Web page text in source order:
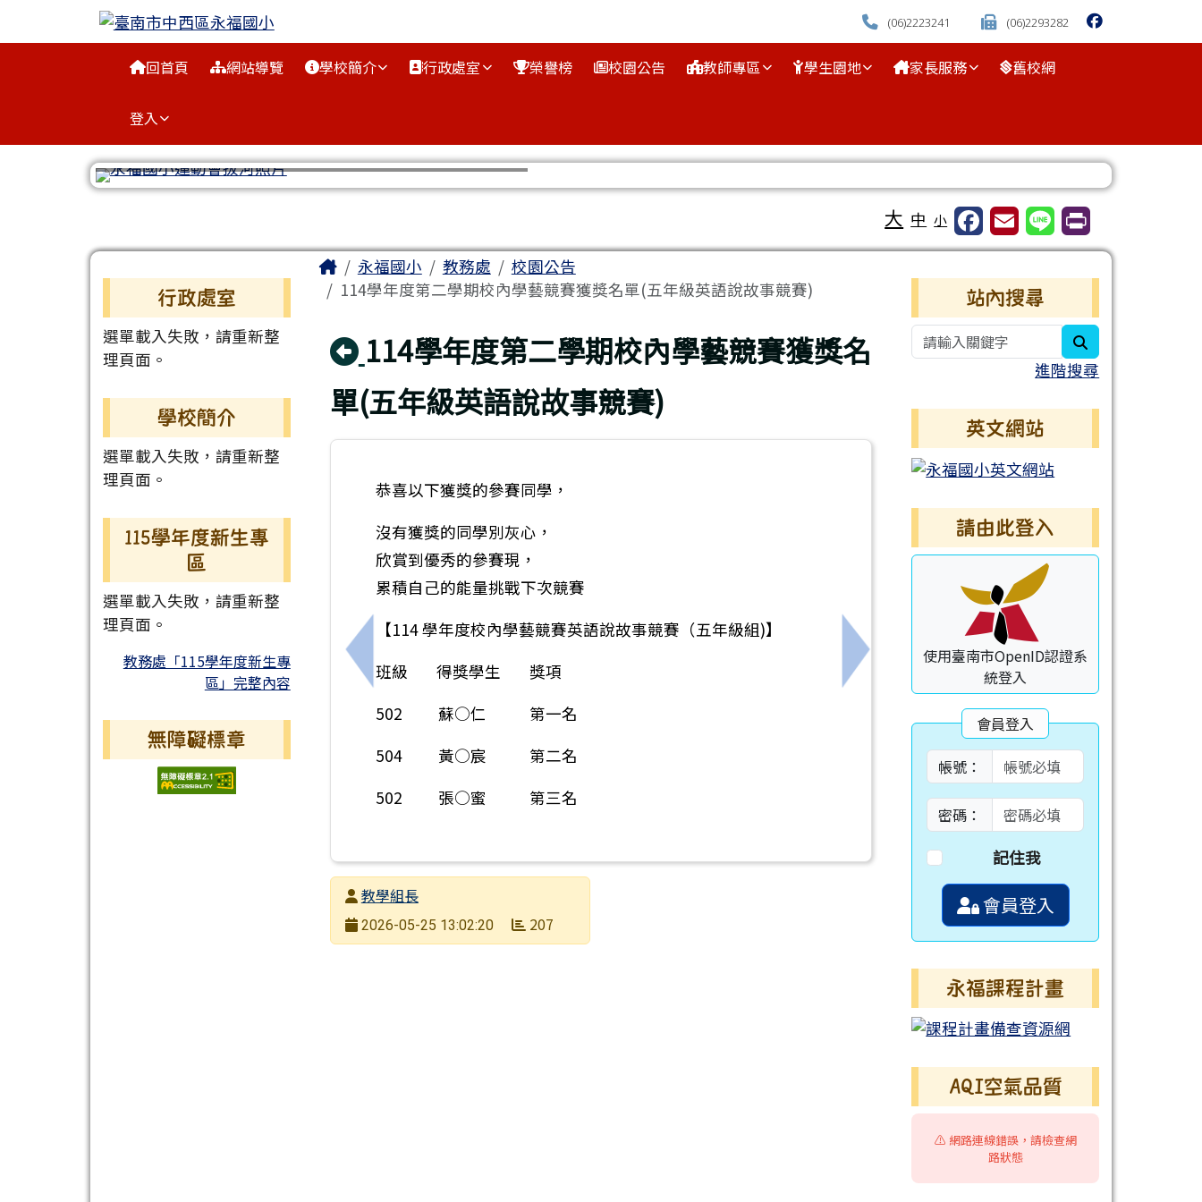
臺南市中西區永福國小 (06)2223241 (06)2293282
回首頁 網站導覽 學校簡介 行政處室 榮譽榜 校園公告 教師專區 學生園地 家長服務 舊校網
登入
大 中 小
左邊區域內容
行政處室
選單載入失敗，請重新整
理頁面。
學校簡介
選單載入失敗，請重新整
理頁面。
115學年度新生專
區
選單載入失敗，請重新整
理頁面。
教務處「115學年度新生專
區」完整內容
無障礙標章
主內容區域
Home永福國小 教務處
校園公告
114學年度第二學期校內學藝競賽獲獎名單(五年級英語說故事競賽)
回上頁
114學年度第二學期校內學藝競賽獲獎名
單(五年級英語說故事競賽)
上一筆：114學年度第二學期校內學藝競賽獲獎名單(五年級臺灣台語情境演說)
恭喜以下獲獎的參賽同學，
沒有獲獎的同學別灰心，
欣賞到優秀的參賽現，
累積自己的能量挑戰下次競賽
【114 學年度校內學藝競賽英語說故事競賽（五年級組)】
班級 得獎學生 獎項
502 蘇○仁 第一名
504 黃○宸 第二名
502 張○蜜 第三名
下一筆：115學年度永福國小教科書選用版本一
發布者教學組長
發布日期
2026-05-25 13:02:20 207
右邊區域內容
站內搜尋
進階搜尋
英文網站
請由此登入
使用臺南市OpenID認證系
統登入
會員登入
帳號：
密碼：
記住我
會員登入
永福課程計畫
AQI空氣品質
⚠️ 網路連線錯誤，請檢查網
路狀態
頁尾區域